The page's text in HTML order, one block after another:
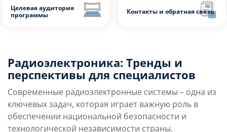
Приобретаемые навыки и
знания
Учебная программа
Целевая аудитория
программы
Контакты и
Радиоэлектроника: Тренды и
перспективы для специалистов
Современные радиоэлектронные системы – одна из
ключевых задач, которая играет важную роль в
обеспечении национальной безопасности и
технологической независимости страны.